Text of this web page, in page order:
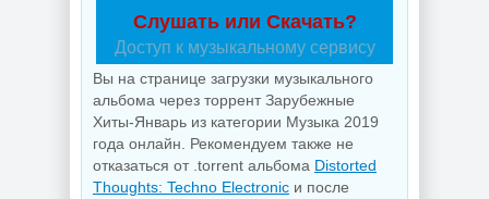
Слушать или Скачать?
Доступ к музыкальному сервису
Вы на странице загрузки музыкального
альбома через торрент Зарубежные
Хиты-Январь из категории Музыка 2019
года онлайн. Рекомендуем также не
отказаться от .torrent альбома Distorted
Thoughts: Techno Electronic и после